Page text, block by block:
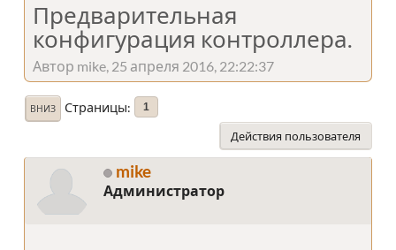
Предварительная
конфигурация контроллера.
Автор mike, 25 апреля 2016, 22:22:37
ВНИЗ Страницы 1
Действия пользователя
mike
Администратор